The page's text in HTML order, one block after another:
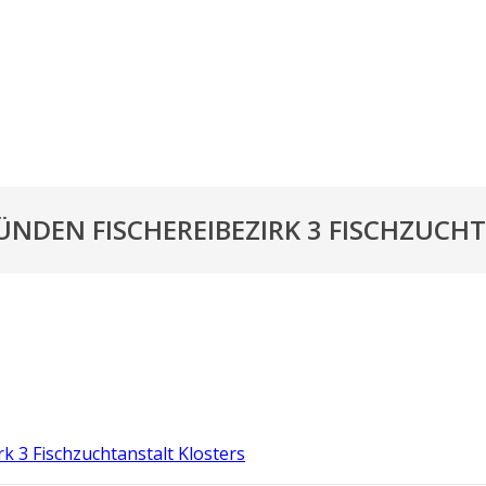
FISCHEREIBEZIRK 3
3 Fischzuchtanstalt Klosters